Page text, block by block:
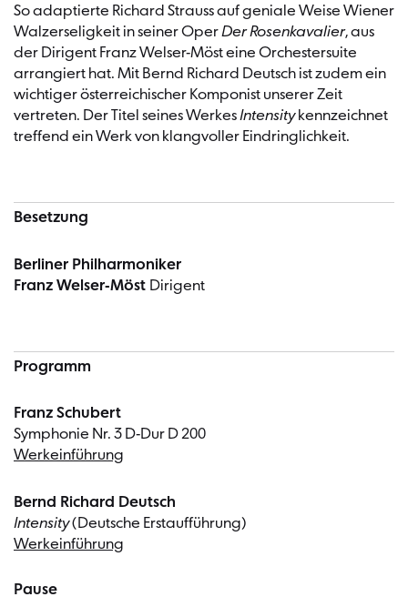
So adaptierte Richard Strauss auf geniale Weise Wiener
Walzerseligkeit in seiner OperDer Rosenkavalier, aus
der Dirigent Franz Welser-Möst eine Orchestersuite
arrangiert hat. Mit Bernd Richard Deutsch ist zudem ein
wichtiger österreichischer Komponist unserer Zeit
vertreten. Der Titel seines WerkesIntensitykennzeichnet
treffend ein Werk von klangvoller Eindringlichkeit.
Besetzung
Berliner Philharmoniker
Franz Welser-Möst Dirigent
Programm
Franz Schubert
Symphonie Nr. 3 D-Dur D 200
Werkeinführung
Bernd Richard Deutsch
Intensity(Deutsche Erstaufführung)
Werkeinführung
Pause